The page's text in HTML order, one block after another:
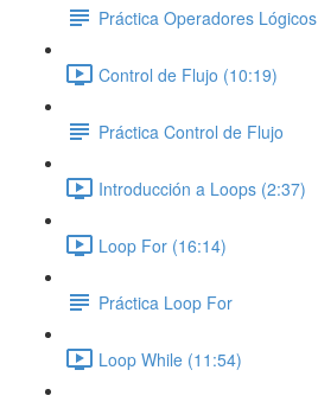
Práctica Operadores Lógicos
Control de Flujo (10:19)
Práctica Control de Flujo
Introducción a Loops (2:37)
Loop For (16:14)
Práctica Loop For
Loop While (11:54)